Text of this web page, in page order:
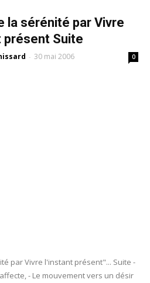
la sérénité par Vivre
présent Suite
- 30 mai 2006 0
par Vivre l'instant présent"... Suite -
- Le mouvement vers un désir